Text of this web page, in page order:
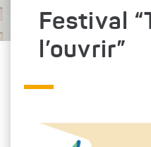
Festival
l’ouvrir”